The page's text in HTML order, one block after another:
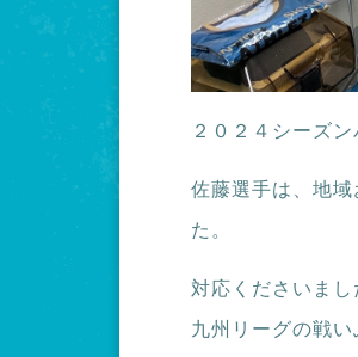
２０２４シーズ
佐藤選手は、地
た。
対応くださいま
九州リーグの戦